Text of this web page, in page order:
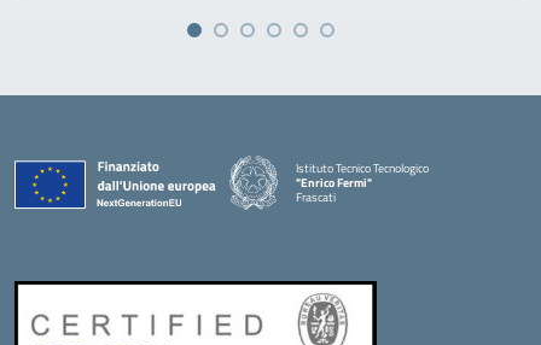
Istituto Tecnico Tecnologico
"Enrico Fermi"
Frascati